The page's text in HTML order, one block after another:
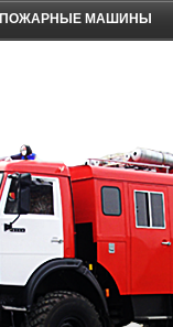
ПОЖАРНЫЕ МАШИНЫ